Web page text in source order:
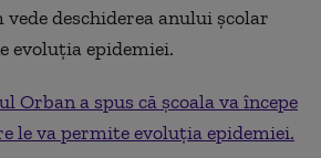
deschiderea anului școlar
evoluția epidemiei.
Orban a spus că școala va începe
le va permite evoluția epidemiei.